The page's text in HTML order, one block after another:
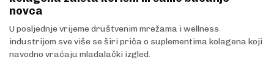
novca
U posljednje vrijeme društvenim mrežama i wellness
industrijom sve više se širi priča o suplementima kolagena koji
navodno vraćaju mladalački izgled.